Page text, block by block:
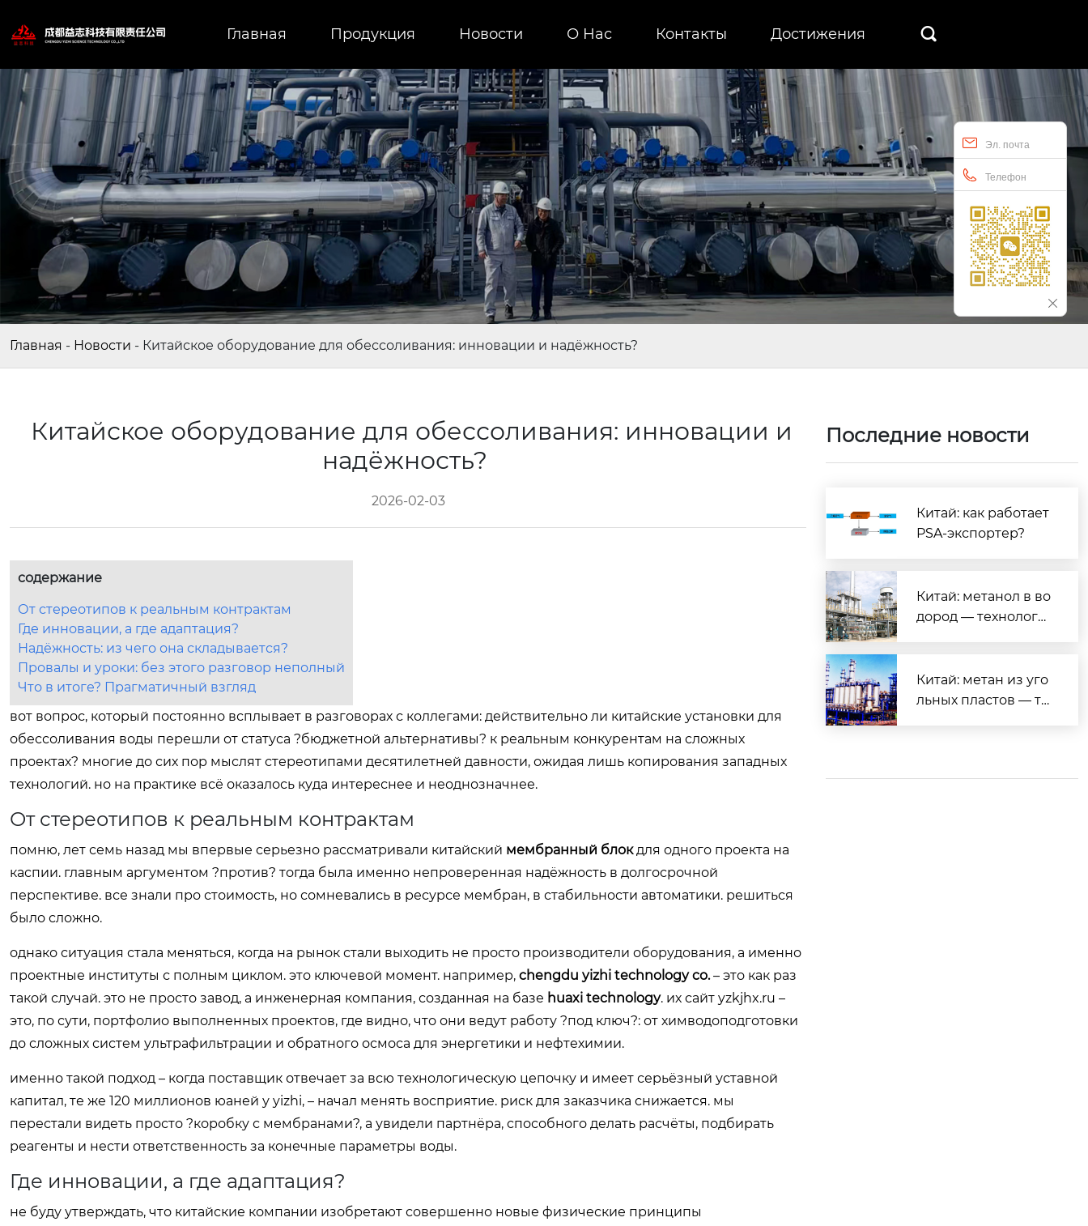
Главная Продукция Новости О Нас Контакты Достижения 
Эл. почта
Телефон
Главная - Новости - Китайское оборудование для обессоливания: инновации и надёжность?
Китайское оборудование для обессоливания: инновации и
надёжность?
2026-02-03
содержание
От стереотипов к реальным контрактам
Где инновации, а где адаптация?
Надёжность: из чего она складывается?
Провалы и уроки: без этого разговор неполный
Что в итоге? Прагматичный взгляд
вот вопрос, который постоянно всплывает в разговорах с коллегами: действительно ли китайские установки для
обессоливания воды перешли от статуса ?бюджетной альтернативы? к реальным конкурентам на сложных
проектах? многие до сих пор мыслят стереотипами десятилетней давности, ожидая лишь копирования западных
технологий. но на практике всё оказалось куда интереснее и неоднозначнее.
От стереотипов к реальным контрактам
помню, лет семь назад мы впервые серьезно рассматривали китайский мембранный блокдля одного проекта на
каспии. главным аргументом ?против? тогда была именно непроверенная надёжность в долгосрочной
перспективе. все знали про стоимость, но сомневались в ресурсе мембран, в стабильности автоматики. решиться
было сложно.
однако ситуация стала меняться, когда на рынок стали выходить не просто производители оборудования, а именно
проектные институты с полным циклом. это ключевой момент. например, chengdu yizhi technology co.– это как раз
такой случай. это не просто завод, а инженерная компания, созданная на базе huaxi technology. их сайт yzkjhx.ru –
это, по сути, портфолио выполненных проектов, где видно, что они ведут работу ?под ключ?: от химводоподготовки
до сложных систем ультрафильтрации и обратного осмоса для энергетики и нефтехимии.
именно такой подход – когда поставщик отвечает за всю технологическую цепочку и имеет серьёзный уставной
капитал, те же 120 миллионов юаней у yizhi, – начал менять восприятие. риск для заказчика снижается. мы
перестали видеть просто ?коробку с мембранами?, а увидели партнёра, способного делать расчёты, подбирать
реагенты и нести ответственность за конечные параметры воды.
Где инновации, а где адаптация?
не буду утверждать, что китайские компании изобретают совершенно новые физические принципы
Последние новости
Китай: как работает
PSA-экспортер?
Китай: метанол в во
дород — технологи
Китай: метан из уго
льных пластов — те